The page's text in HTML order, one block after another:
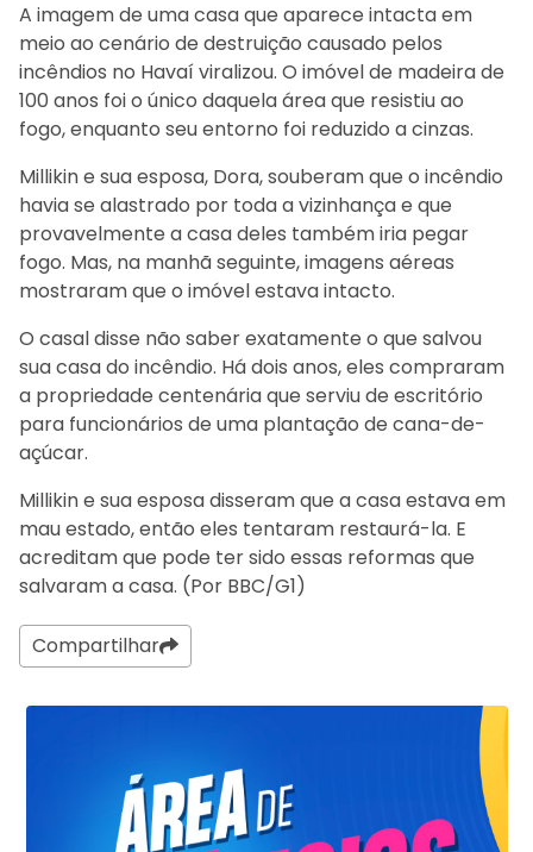
A imagem de uma casa que aparece intacta em
meio ao cenário de destruição causado pelos
incêndios no Havaí viralizou. O imóvel de madeira de
100 anos foi o único daquela área que resistiu ao
fogo, enquanto seu entorno foi reduzido a cinzas.
Millikin e sua esposa, Dora, souberam que o incêndio
havia se alastrado por toda a vizinhança e que
provavelmente a casa deles também iria pegar
fogo. Mas, na manhã seguinte, imagens aéreas
mostraram que o imóvel estava intacto.
O casal disse não saber exatamente o que salvou
sua casa do incêndio. Há dois anos, eles compraram
a propriedade centenária que serviu de escritório
para funcionários de uma plantação de cana-de-
açúcar.
Millikin e sua esposa disseram que a casa estava em
mau estado, então eles tentaram restaurá-la. E
acreditam que pode ter sido essas reformas que
salvaram a casa. (Por BBC/G1)
Compartilhar